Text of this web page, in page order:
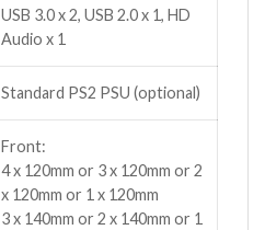
USB 3.0 x 2, USB 2.0 x 1, HD
Audio x 1
Standard PS2 PSU (optional)
Front:
4 x 120mm or 3 x 120mm or 2
x 120mm or 1 x 120mm
3 x 140mm or 2 x 140mm or 1